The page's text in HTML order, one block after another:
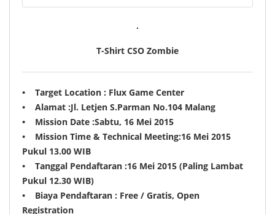
T-Shirt CSO Zombie
• Target Location : Flux Game Center
•
Alamat :Jl. Letjen S.Parman No.104 Malang
• Mission Date :Sabtu, 16 Mei 2015
• Mission Time & Technical Meeting:16 Mei 2015
Pukul 13.00 WIB
• Tanggal Pendaftaran :16 Mei 2015 (Paling Lambat
Pukul 12.30 WIB)
•
Biaya Pendaftaran : Free / Gratis, Open
Registration